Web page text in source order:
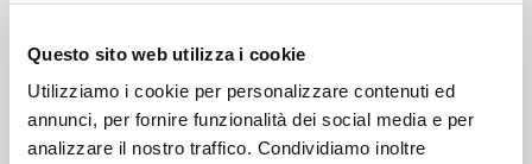
Questo sito web utilizza i cookie
Utilizziamo i cookie per personalizzare contenuti ed
annunci, per fornire funzionalità dei social media e per
analizzare il nostro traffico. Condividiamo inoltre